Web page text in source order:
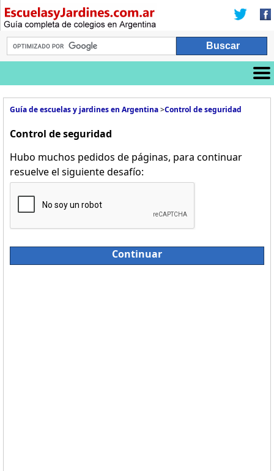
Guía de escuelas y jardines en Argentina>Control de seguridad
Control de seguridad
Hubo muchos pedidos de páginas, para continuar
resuelve el siguiente desafío:
Continuar